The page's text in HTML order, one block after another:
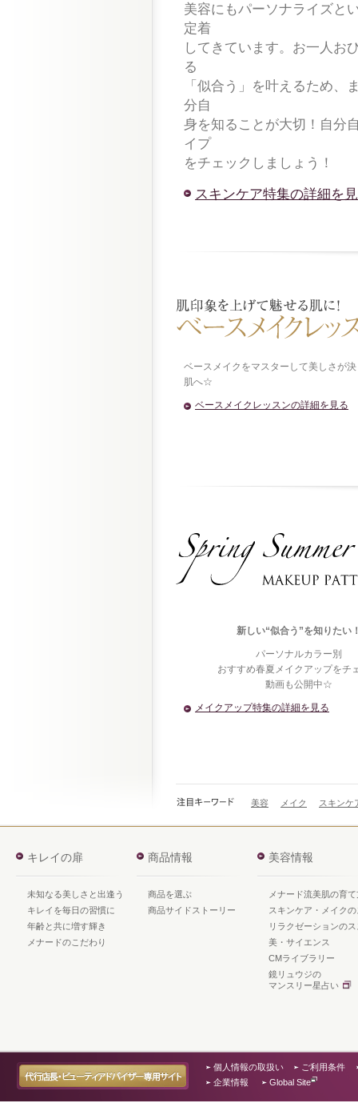
美容にもパーソナライズと
定着
してきています。お一人お
る
「似合う」を叶えるため、
分自
身を知ることが大切！自分
イプ
をチェックしましょう！
スキンケア特集の詳細を
ベースメイクをマスターして美しさが
肌へ☆
ベースメイクレッスンの詳細を見る
新しい“似合う”を知りたい
パーソナルカラー別
おすすめ春夏メイクアップをチ
動画も公開中☆
メイクアップ特集の詳細を見る
美容 メイク スキンケ
キレイの扉
未知なる美しさと出逢う
キレイを毎日の習慣に
年齢と共に増す輝き
メナードのこだわり
商品情報
商品を選ぶ
商品サイドストーリー
美容情報
メナード流美肌の育て
スキンケア・メイク
リラクゼーションの
美・サイエンス
CMライブラリー
鏡リュウジの
マンスリー星占い
個人情報の取扱い
ご利用条件
企業情報
Global Site